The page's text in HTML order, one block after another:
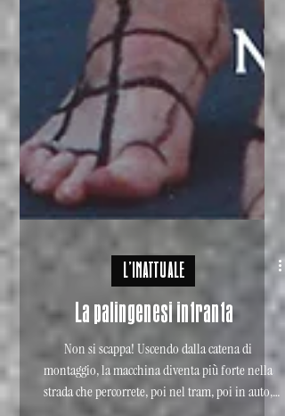
L'INATTUALE
La palingenesi infranta
Non si scappa! Uscendo dalla catena di
montaggio, la macchina diventa più forte nella